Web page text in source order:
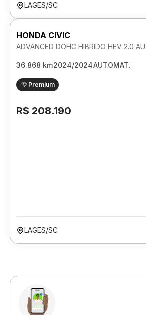
LAGES/SC
HONDA CIVIC
ADVANCED DOHC HIBRIDO HEV 2.0
36.868 km2024/2024AUTOMAT.
Premium
R$ 208.190
LAGES/SC